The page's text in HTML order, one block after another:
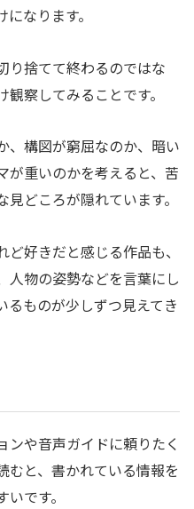
なります。
り捨てて終わるのではな
察してみることです。
、構図が窮屈なのか、暗い
が重いのかを考えると、苦
どころが隠れています。
好きだと感じる作品も、
人物の姿勢などを言葉にし
るものが少しずつ見えてき
ンや音声ガイドに頼りたく
むと、書かれている情報を
です。